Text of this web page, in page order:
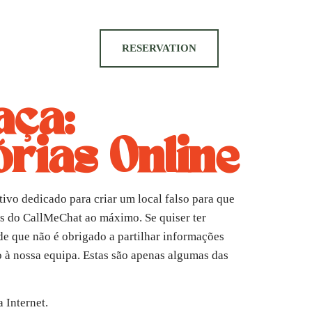
RESERVATION
Online
dedicado para criar um local falso para que
do CallMeChat ao máximo. Se quiser ter
que não é obrigado a partilhar informações
equipa. Estas são apenas algumas das
Internet.